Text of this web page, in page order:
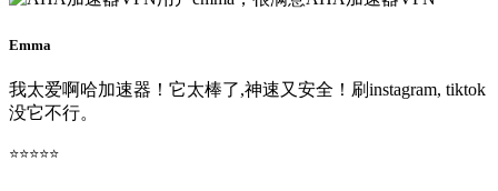
Emma
我太爱啊哈加速器！它太棒了,神速又安全！刷instagram, tiktok
没它不行。
⭐⭐⭐⭐⭐